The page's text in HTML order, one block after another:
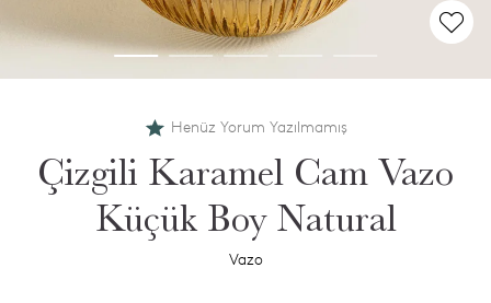
Henüz Yorum Yazılmamış
Çizgili Karamel Cam Vazo
Küçük Boy Natural
Vazo